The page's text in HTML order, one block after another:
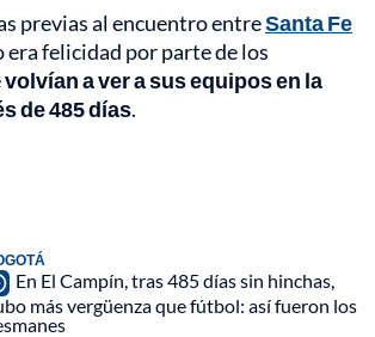
previas al encuentro entreSanta Fe
era felicidad por parte de los
volvían a ver a sus equipos en la
de 485 días.
En El Campín, tras 485 días sin hinchas,
más vergüenza que fútbol: así fueron los